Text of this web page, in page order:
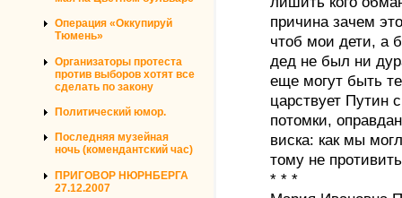
Операция «Оккупируй
Тюмень»
Организаторы протеста
против выборов хотят все
сделать по закону
Политический юмор.
Последняя музейная
ночь (комендантский час)
ПРИГОВОР НЮРНБЕРГА
27.12.2007
причина зачем
чтоб мои дети, а
дед не был ни
еще могут быть
царствует Путин
потомки,
виска: как мы
тому не
* * *